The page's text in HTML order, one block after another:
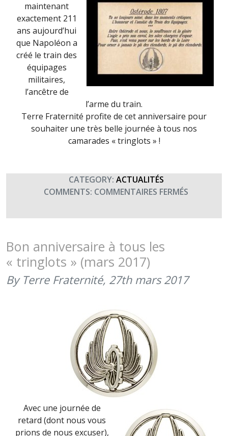
maintenant
exactement 211
ans aujourd’hui
que Napoléon a
créé le train des
équipages
militaires,
l’ancêtre de
l’arme du train.
Terre Fraternité profite de cet anniversaire pour
souhaiter une très belle journée à tous nos
camarades « tringlots » !
CATEGORY: ACTUALITÉS
COMMENTS: COMMENTAIRES FERMÉS
L’ARME
Bon anniversaire à tous les
« tringlots » (mars 2017)
By Terre Fraternité, 27th mars 2017
Avec une journée de
retard (dont nous vous
prions de nous excuser),